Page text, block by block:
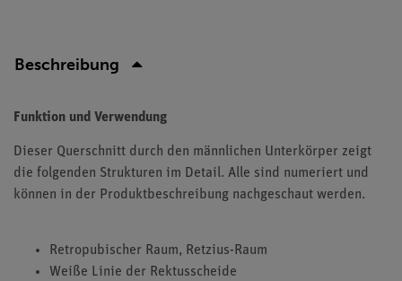
Beschreibung
Funktion und Verwendung
Dieser Querschnitt durch den männlichen Unterkörper zeigt
die folgenden Strukturen im Detail. Alle sind numeriert und
können in der Produktbeschreibung nachgeschaut werden.
Retropubischer Raum, Retzius-Raum
Weiße Linie der Rektusscheide